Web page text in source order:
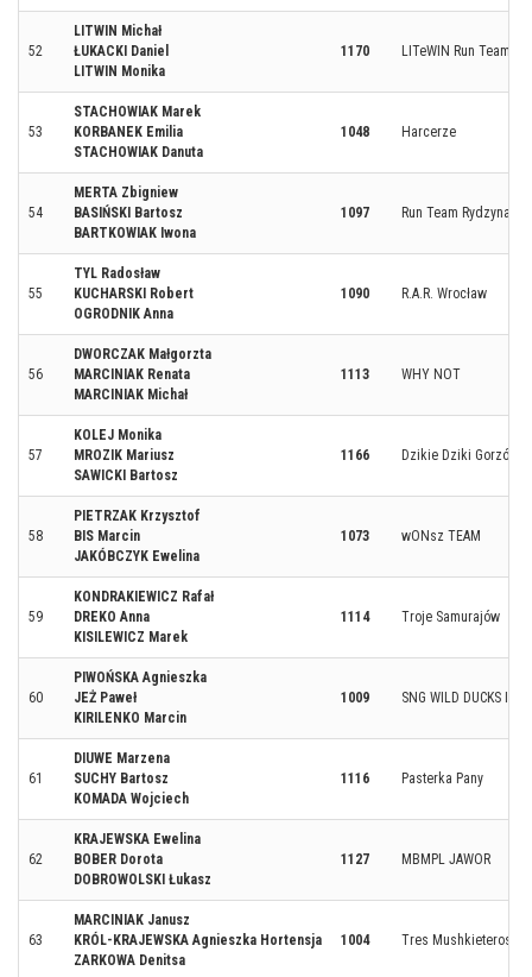
52
LITWIN Michał
ŁUKACKI Daniel
LITWIN Monika
1170 LITeWIN Run Team
53
STACHOWIAK Marek
KORBANEK Emilia
STACHOWIAK Danuta
1048 Harcerze
54
MERTA Zbigniew
BASIŃSKI Bartosz
BARTKOWIAK Iwona
1097 Run Team Rydzyna
55
TYL Radosław
KUCHARSKI Robert
OGRODNIK Anna
1090 R.A.R. Wrocław
56
DWORCZAK Małgorzta
MARCINIAK Renata
MARCINIAK Michał
1113 WHY NOT
57
KOLEJ Monika
MROZIK Mariusz
SAWICKI Bartosz
1166 Dzikie Dziki Gorzów
58
PIETRZAK Krzysztof
BIS Marcin
JAKÓBCZYK Ewelina
1073 wONsz TEAM
59
KONDRAKIEWICZ Rafał
DREKO Anna
KISILEWICZ Marek
1114 Troje Samurajów
60
PIWOŃSKA Agnieszka
JEŻ Paweł
KIRILENKO Marcin
1009 SNG WILD DUCKS II
61
DIUWE Marzena
SUCHY Bartosz
KOMADA Wojciech
1116 Pasterka Pany
62
KRAJEWSKA Ewelina
BOBER Dorota
DOBROWOLSKI Łukasz
1127 MBMPL JAWOR
63
MARCINIAK Janusz
KRÓL-KRAJEWSKA Agnieszka Hortensja
ZARKOWA Denitsa
1004 Tres Mushkieteros